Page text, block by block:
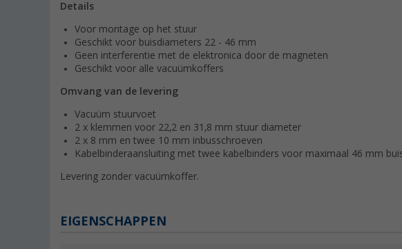
Details
Voor montage op het stuur
Geschikt voor buisdiameters 22 - 46 mm
Geen interferentie met de elektronica door de magneten
Geschikt voor alle vacuümkoffers
Omvang van de levering
Vacuüm stuurvoet
2 x klemmen voor 22,2 en 31,8 mm stuur diameter
2 x 8 mm en twee 10 mm inbusschroeven
Kabelbinderaansluiting met twee kabelbinders voor maximaal 46 mm
Levering zonder vacuümkoffer.
EIGENSCHAPPEN